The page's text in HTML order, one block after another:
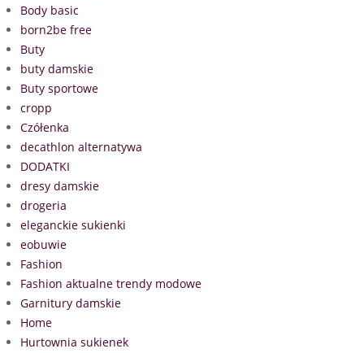
Body basic
born2be free
Buty
buty damskie
Buty sportowe
cropp
Czółenka
decathlon alternatywa
DODATKI
dresy damskie
drogeria
eleganckie sukienki
eobuwie
Fashion
Fashion aktualne trendy modowe
Garnitury damskie
Home
Hurtownia sukienek